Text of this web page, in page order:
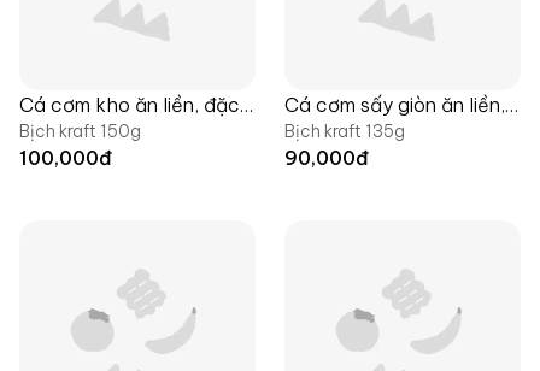
Cá cơm kho ăn liền, đặc
sản Yumsea x Langfarm
Bịch kraft 150g
100,000đ
Cá cơm sấy giòn ăn liền,
đặc sản Yumsea x
Langfarm
Bịch kraft 135g
90,000đ